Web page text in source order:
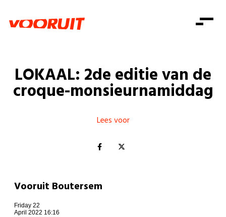
Zorg
Gelijke kansen
Welzijn
Consumentenbescherming
Kinderen en jongeren
Onze mensen
Standpunten
Vacatures
Doe mee
Doe mee
Word lid
Shop
Login
LOKAAL: 2de editie van de
croque-monsieurnamiddag
Lees voor
Vooruit Boutersem
Friday 22
April 2022 16:16